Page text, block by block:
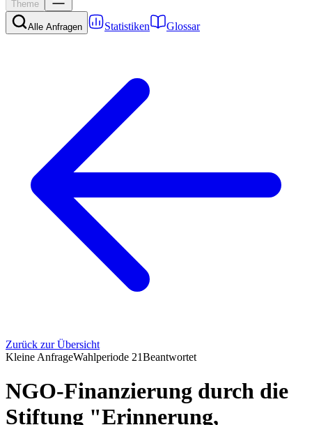
Theme
Alle Anfragen Statistiken Glossar
Zurück zur Übersicht
Kleine AnfrageWahlperiode 21Beantwortet
NGO-Finanzierung durch die
Stiftung "Erinnerung,